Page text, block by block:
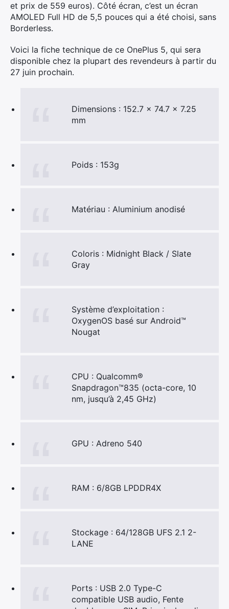
et prix de 559 euros). Côté écran, c’est un écran
AMOLED Full HD de 5,5 pouces qui a été choisi, sans
Borderless.
Voici la fiche technique de ce OnePlus 5, qui sera
disponible chez la plupart des revendeurs à partir du
27 juin prochain.
Dimensions : 152.7 x 74.7 x 7.25
mm
Poids : 153g
Matériau : Aluminium anodisé
Coloris : Midnight Black / Slate
Gray
Système d’exploitation :
OxygenOS basé sur Android™
Nougat
CPU : Qualcomm®
Snapdragon™835 (octa-core, 10
nm, jusqu’à 2,45 GHz)
GPU : Adreno 540
RAM : 6/8GB LPDDR4X
Stockage : 64/128GB UFS 2.1 2-
LANE
Ports : USB 2.0 Type-C
compatible USB audio, Fente